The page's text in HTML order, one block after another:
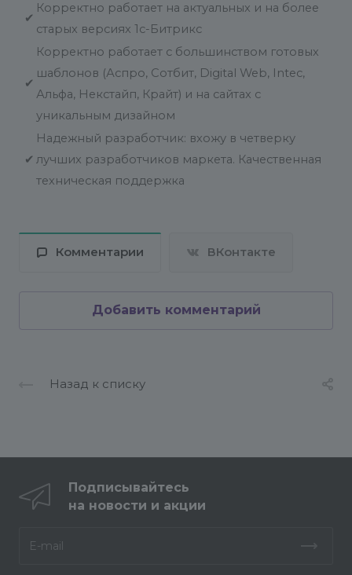
✔
Корректно работает на актуальных и на более
старых версиях 1с-Битрикс
✔
Корректно работает с большинством готовых
шаблонов (Аспро, Сотбит, Digital Web, Intec,
Альфа, Некстайп, Крайт) и на сайтах с
уникальным дизайном
✔
Надежный разработчик: вхожу в четверку
лучших разработчиков маркета. Качественная
техническая поддержка
Комментарии ВКонтакте
Добавить комментарий
Назад к списку
Подписывайтесь
на новости и акции